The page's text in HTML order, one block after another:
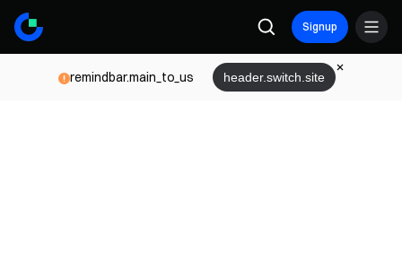
Signup
remindbar.main_to_us header.switch.site